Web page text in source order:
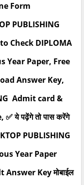
Form
PUBLISHING
Check DIPLOMA
Year Paper, Free
Answer Key,
Admit card &
ये पढ़ेंगे तो पास करेंगे
PUBLISHING
Year Paper
Key मोबाईल